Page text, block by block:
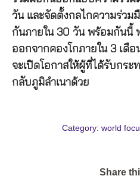
วัน และจัดตั้งกลไกความร่วม
กันภายใน 30 วัน พร้อมกันนี้
ออกจากคองโกภายใน 3 เดื
จะเปิดโอกาสให้ผู้ที่ได้รับกร
กลับภูมิลำเนาด้วย
Category: world
Share